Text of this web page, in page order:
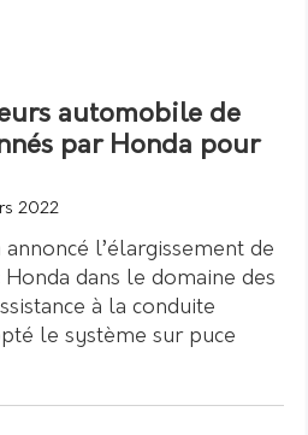
automobile de
par Honda pour
2022
annoncé l’élargissement de
dans le domaine des
à la conduite
le système sur puce